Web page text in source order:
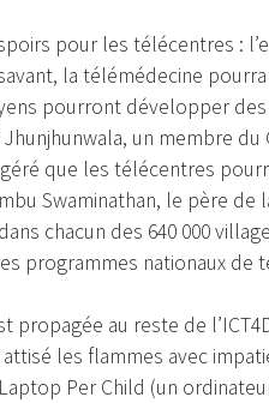
pour les télécentres :
la télémédecine
pourront développer
un membre
que les télécentres
Swaminathan, le père de
chacun des 640 000
programmes nationaux de
propagée au reste de
les flammes avec
Per Child (un